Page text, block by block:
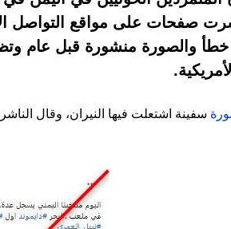
صفحات على مواقع التواصل
خطأ والصورة منشورة قبل عام
سفينة اشتعلت فيها النيران، وقال